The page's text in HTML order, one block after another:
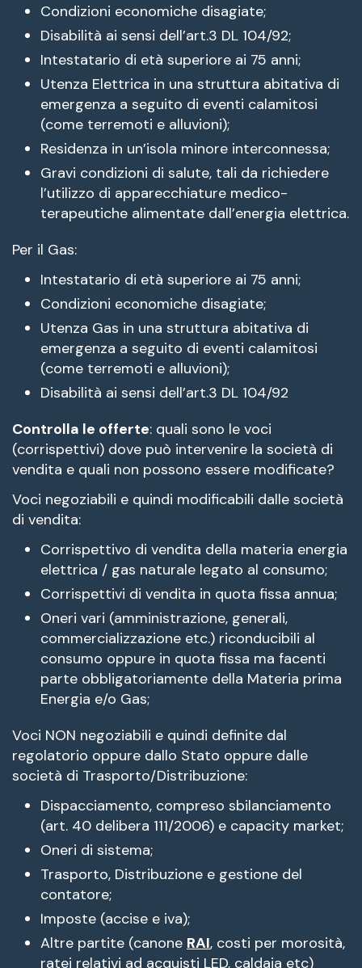
Condizioni economiche disagiate;
Disabilità ai sensi dell’art.3 DL 104/92;
Intestatario di età superiore ai 75 anni;
Utenza Elettrica in una struttura abitativa di
emergenza a seguito di eventi calamitosi
(come terremoti e alluvioni);
Residenza in un’isola minore interconnessa;
Gravi condizioni di salute, tali da richiedere
l’utilizzo di apparecchiature medico-
terapeutiche alimentate dall’energia elettrica.
Per il Gas:
Intestatario di età superiore ai 75 anni;
Condizioni economiche disagiate;
Utenza Gas in una struttura abitativa di
emergenza a seguito di eventi calamitosi
(come terremoti e alluvioni);
Disabilità ai sensi dell’art.3 DL 104/92
Controlla le offerte: quali sono le voci
(corrispettivi) dove può intervenire la società di
vendita e quali non possono essere modificate?
Voci negoziabili e quindi modificabili dalle società
di vendita:
Corrispettivo di vendita della materia energia
elettrica / gas naturale legato al consumo;
Corrispettivi di vendita in quota fissa annua;
Oneri vari (amministrazione, generali,
commercializzazione etc.) riconducibili al
consumo oppure in quota fissa ma facenti
parte obbligatoriamente della Materia prima
Energia e/o Gas;
Voci NON negoziabili e quindi definite dal
regolatorio oppure dallo Stato oppure dalle
società di Trasporto/Distribuzione:
Dispacciamento, compreso sbilanciamento
(art. 40 delibera 111/2006) e capacity market;
Oneri di sistema;
Trasporto, Distribuzione e gestione del
contatore;
Imposte (accise e iva);
Altre partite (canone RAI, costi per morosità,
ratei relativi ad acquisti LED, caldaia etc)